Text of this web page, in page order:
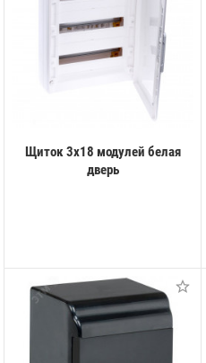
Щиток 3х18 модулей белая
дверь